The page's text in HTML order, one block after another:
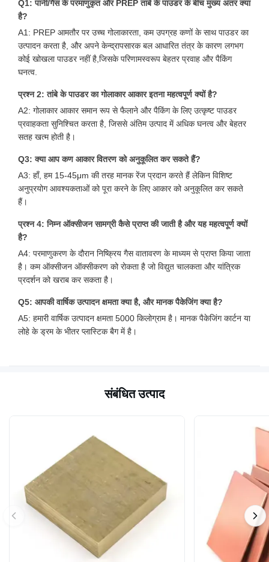
Q1: पानी/गैस के परमाणुकृत और PREP तांबे के पाउडर के बीच मुख्य अंतर क्या
है?
A1: PREP आमतौर पर उच्च गोलाकारता, कम उपग्रह कणों के साथ पाउडर का
उत्पादन करता है, और अपने केन्द्रापसारक बल आधारित तंत्र के कारण लगभग
कोई खोखला पाउडर नहीं है,जिसके परिणामस्वरूप बेहतर प्रवाह और पैकिंग
घनत्व.
प्रश्न 2: तांबे के पाउडर का गोलाकार आकार इतना महत्वपूर्ण क्यों है?
A2: गोलाकार आकार समान रूप से फैलाने और पैकिंग के लिए उत्कृष्ट पाउडर
प्रवाहकता सुनिश्चित करता है, जिससे अंतिम उत्पाद में अधिक घनत्व और बेहतर
सतह खत्म होती है।
Q3: क्या आप कण आकार वितरण को अनुकूलित कर सकते हैं?
A3: हाँ, हम 15-45μm की तरह मानक रेंज प्रदान करते हैं लेकिन विशिष्ट
अनुप्रयोग आवश्यकताओं को पूरा करने के लिए आकार को अनुकूलित कर सकते
हैं।
प्रश्न 4: निम्न ऑक्सीजन सामग्री कैसे प्राप्त की जाती है और यह महत्वपूर्ण क्यों
है?
A4: परमाणुकरण के दौरान निष्क्रिय गैस वातावरण के माध्यम से प्राप्त किया जाता
है। कम ऑक्सीजन ऑक्सीकरण को रोकता है जो विद्युत चालकता और यांत्रिक
प्रदर्शन को खराब कर सकता है।
Q5: आपकी वार्षिक उत्पादन क्षमता क्या है, और मानक पैकेजिंग क्या है?
A5: हमारी वार्षिक उत्पादन क्षमता 5000 किलोग्राम है। मानक पैकेजिंग कार्टन या
लोहे के ड्रम के भीतर प्लास्टिक बैग में है।
संबंधित उत्पाद